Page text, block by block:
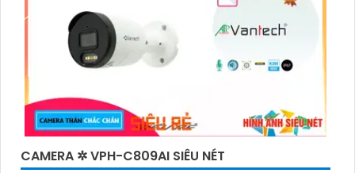
CAMERA ✲ VPH-C809AI SIÊU NÉT